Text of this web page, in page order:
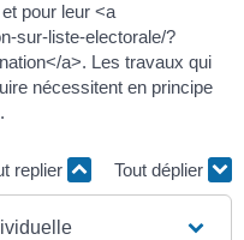
pour leur <a
sur-liste-electorale/?
a>. Les travaux qui
nécessitent en principe
replier Tout déplier